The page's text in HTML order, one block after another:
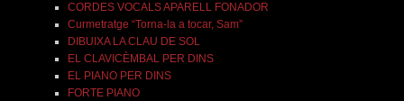
CORDES VOCALS APARELL FONADOR
Curmetratge “Torna-la a tocar, Sam”
DIBUIXA LA CLAU DE SOL
EL CLAVICÈMBAL PER DINS
EL PIANO PER DINS
FORTE PIANO